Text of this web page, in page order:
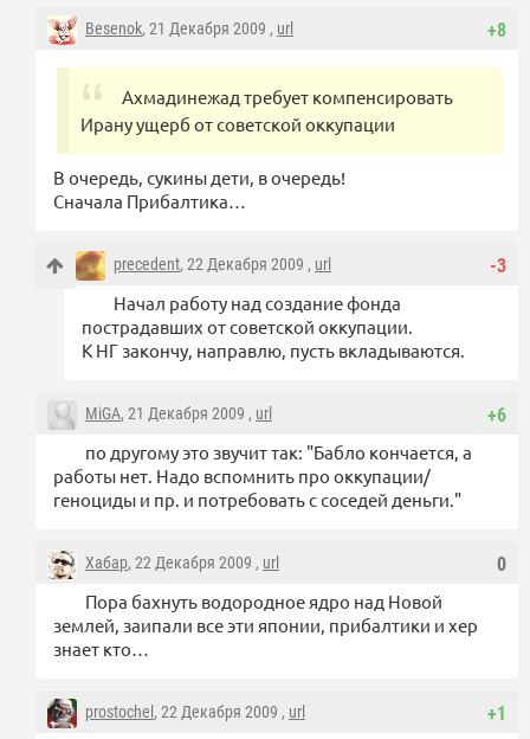
+8
Besenok, 21 Декабря 2009 , url
Ахмадинежад требует компенсировать
Ирану ущерб от советской оккупации
В очередь, сукины дети, в очередь!
Сначала Прибалтика…
-3
precedent, 22 Декабря 2009 , url
Начал работу над создание фонда
пострадавших от советской оккупации.
К НГ закончу, направлю, пусть вкладываются.
+6
MiGA, 21 Декабря 2009 , url
по другому это звучит так: "Бабло кончается, а
работы нет. Надо вспомнить про оккупации/
геноциды и пр. и потребовать с соседей деньги."
0
Хабар, 22 Декабря 2009 , url
Пора бахнуть водородное ядро над Новой
землей, заипали все эти японии, прибалтики и хер
знает кто…
+1
prostochel , 22 Декабря 2009 , url